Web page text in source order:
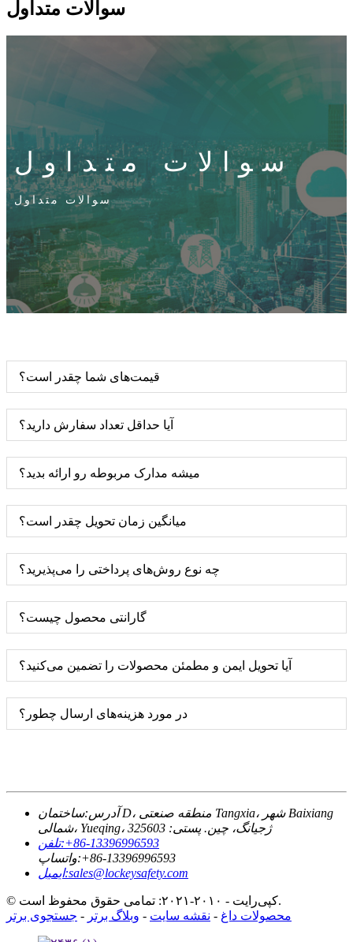
سوالات متداول
سوالات متداول
سوالات متداول
قیمت‌های شما چقدر است؟
آیا حداقل تعداد سفارش دارید؟
میشه مدارک مربوطه رو ارائه بدید؟
میانگین زمان تحویل چقدر است؟
چه نوع روش‌های پرداختی را می‌پذیرید؟
گارانتی محصول چیست؟
آیا تحویل ایمن و مطمئن محصولات را تضمین می‌کنید؟
در مورد هزینه‌های ارسال چطور؟
آدرس:ساختمان D، منطقه صنعتی Tangxia، شهر Baixiang
شمالی، Yueqing، ژجیانگ، چین. پستی: 325603
تلفن:‎+86-13396996593‎
واتساپ:‎+86-13396996593‎
ایمیل:sales@lockeysafety.com
© کپی‌رایت - ۲۰۱۰-۲۰۲۱: تمامی حقوق محفوظ است.
محصولات داغ - نقشه سایت - وبلاگ برتر - جستجوی برتر